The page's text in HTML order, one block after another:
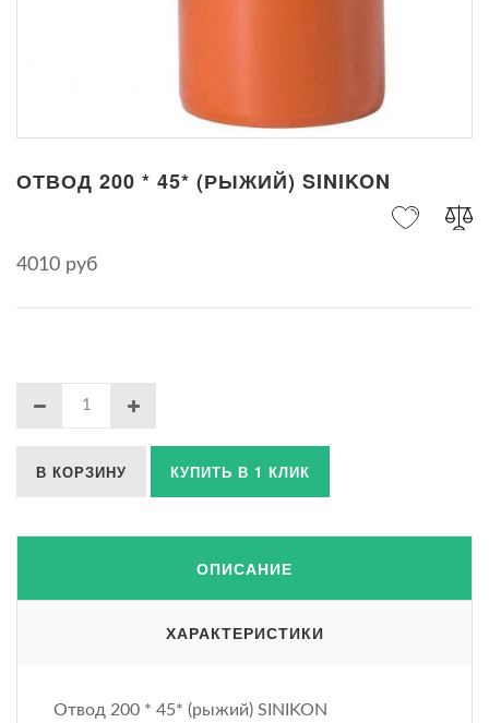
ОТВОД 200 * 45* (РЫЖИЙ) SINIKON
4010 руб
В КОРЗИНУ КУПИТЬ В 1 КЛИК
ОПИСАНИЕ
ХАРАКТЕРИСТИКИ
Отвод 200 * 45* (рыжий) SINIKON